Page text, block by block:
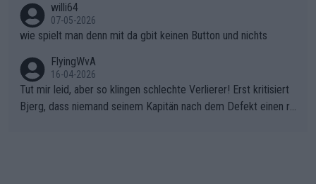
willi64
07-05-2026
wie spielt man denn mit da gbit keinen Button und nichts
FlyingWvA
16-04-2026
Tut mir leid, aber so klingen schlechte Verlierer! Erst kritisiert
Bjerg, dass niemand seinem Kapitän nach dem Defekt einen ro